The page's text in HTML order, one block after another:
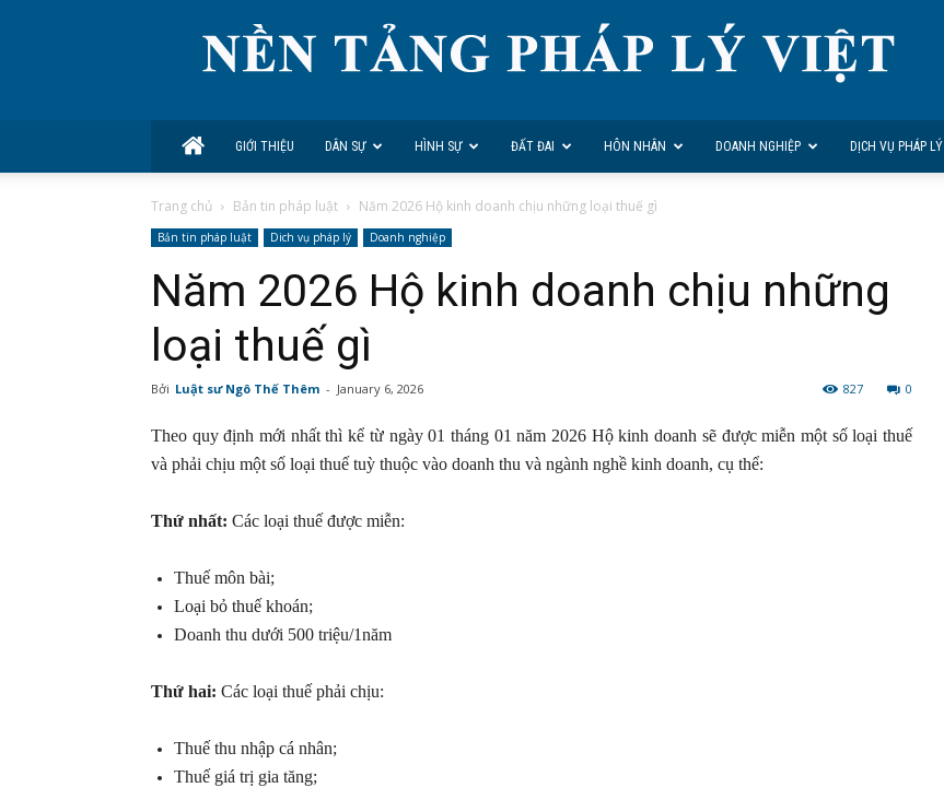
GIỚI THIỆU DÂN SỰ HÌNH SỰ ĐẤT ĐAI HÔN NHÂN DOANH NGHIỆP DỊCH VỤ PHÁP LÝ
Trang chủ Bản tin pháp luật Năm 2026 Hộ kinh doanh chịu những loại thuế gì
Bản tin pháp luật Dich vụ pháp lý Doanh nghiệp
Năm 2026 Hộ kinh doanh chịu những
loại thuế gì
Bởi Luật sư Ngô Thế Thêm - January 6, 2026 0
827
Theo quy định mới nhất thì kể từ ngày 01 tháng 01 năm 2026 Hộ kinh doanh sẽ được miễn một số loại thuế
và phải chịu một số loại thuế tuỳ thuộc vào doanh thu và ngành nghề kinh doanh, cụ thể:
Thứ nhất: Các loại thuế được miễn:
Thuế môn bài;
Loại bỏ thuế khoán;
Doanh thu dưới 500 triệu/1năm
Thứ hai: Các loại thuế phải chịu:
Thuế thu nhập cá nhân;
Thuế giá trị gia tăng;